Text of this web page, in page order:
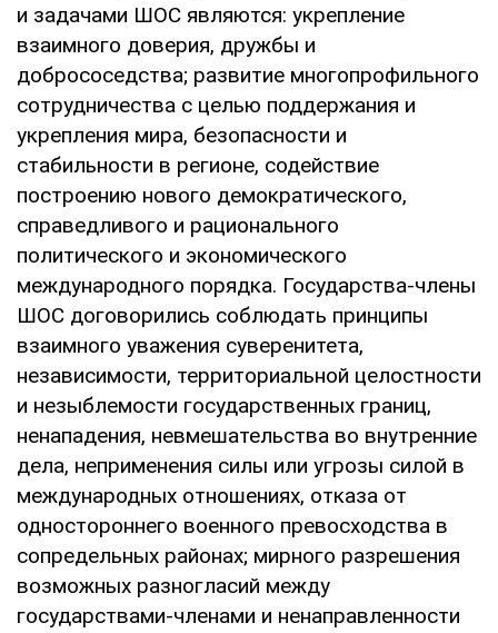
и задачами ШОС являются: укрепление
взаимного доверия, дружбы и
добрососедства; развитие многопрофильного
сотрудничества с целью поддержания и
укрепления мира, безопасности и
стабильности в регионе, содействие
построению нового демократического,
справедливого и рационального
политического и экономического
международного порядка. Государства-члены
ШОС договорились соблюдать принципы
взаимного уважения суверенитета,
независимости, территориальной целостности
и незыблемости государственных границ,
ненападения, невмешательства во внутренние
дела, неприменения силы или угрозы силой в
международных отношениях, отказа от
одностороннего военного превосходства в
сопредельных районах; мирного разрешения
возможных разногласий между
государствами-членами и ненаправленности